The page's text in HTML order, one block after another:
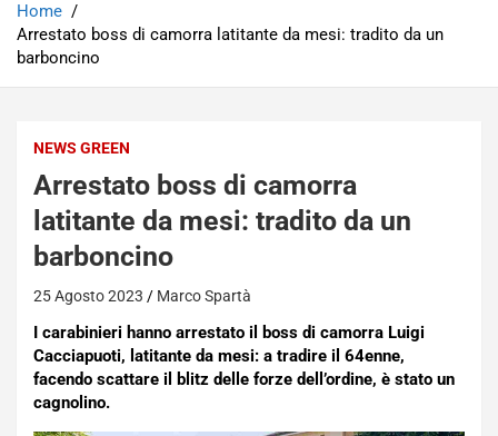
Home
Arrestato boss di camorra latitante da mesi: tradito da un
barboncino
NEWS GREEN
Arrestato boss di camorra
latitante da mesi: tradito da un
barboncino
25 Agosto 2023 Marco Spartà
I carabinieri hanno arrestato il boss di camorra Luigi
Cacciapuoti, latitante da mesi: a tradire il 64enne,
facendo scattare il blitz delle forze dell’ordine, è stato un
cagnolino.